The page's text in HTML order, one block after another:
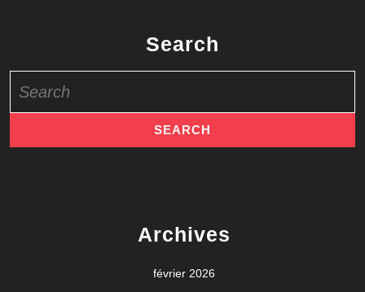
Search
for:
Archives
février 2026